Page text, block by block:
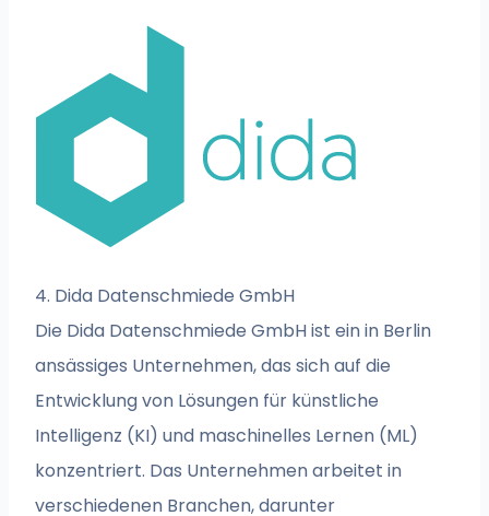
4. Dida Datenschmiede GmbH
Die Dida Datenschmiede GmbH ist ein in Berlin
ansässiges Unternehmen, das sich auf die
Entwicklung von Lösungen für künstliche
Intelligenz (KI) und maschinelles Lernen (ML)
konzentriert. Das Unternehmen arbeitet in
verschiedenen Branchen, darunter